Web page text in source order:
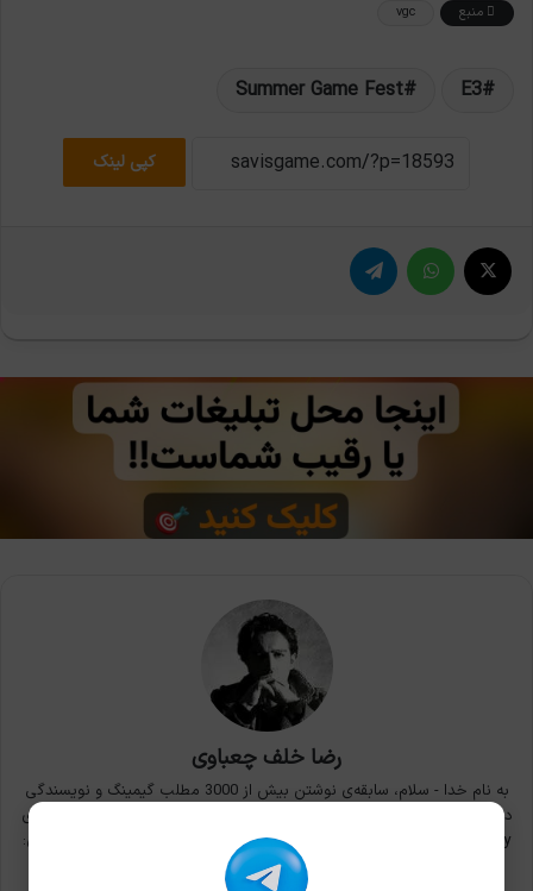
منبع vgc
E3
Summer Game Fest
کپی لینک
رضا خلف چعباوی
به نام خدا - سلام، سابقه‌ی نوشتن بیش از 3000 مطلب گیمینگ و نویسندگی
در بزرگ‌ترین سایت‌های ایران. بازی‌های مورد علاقه: Metal Gear Solid 3، سری
Devil May Cry، فرنچایز Yakuza: Like a Dragon و Gravity Rush. ایمیل کاری:
khc.reza@gmail.com